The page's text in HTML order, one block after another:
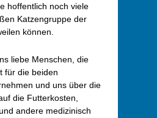
hoffentlich noch viele
Katzengruppe der
können.
liebe Menschen, die
für die beiden
und uns über die
die Futterkosten,
andere medizinisch